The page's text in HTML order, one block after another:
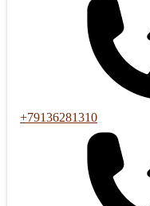
+79136281310